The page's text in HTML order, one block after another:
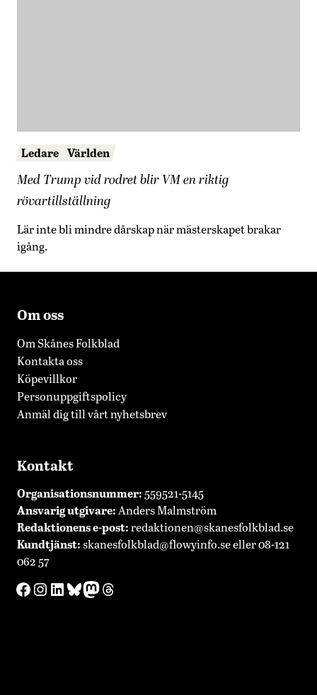
Ledare Världen
Med Trump vid rodret blir VM en riktig
rövartillställning
Lär inte bli mindre dårskap när mästerskapet brakar
igång.
Om oss
Om Skånes Folkblad
Kontakta oss
Köpevillkor
Personuppgiftspolicy
Anmäl dig till vårt nyhetsbrev
Kontakt
Organisationsnummer: 559521-5145
Ansvarig utgivare: Anders Malmström
Redaktionense-post:redaktionen@skanesfolkblad.se
Kundtjänst:skanesfolkblad@flowyinfo.seeller 08-121
062 57
Facebook
Instagram
LinkedIn
Bluesky
Mastodon
Threads